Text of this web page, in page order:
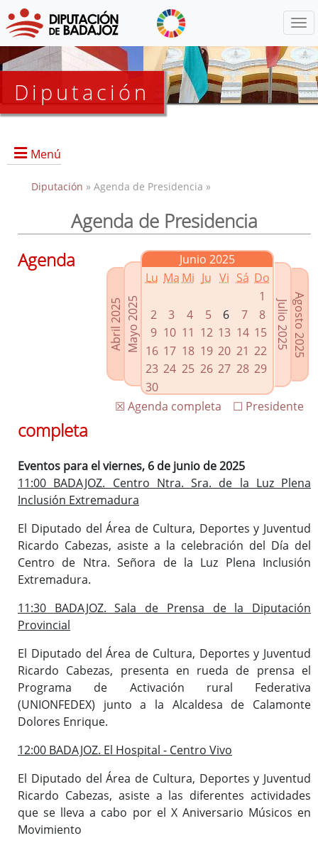
Diputación
Menú
Presidencia
Grupos Políticos
Enlaces relacionados
Agenda de Presidencia
Plenos provinciales y Juntas de gobierno
Oficina de Proyectos Europeos
Diputación » Agenda de Presidencia »
Agenda de Presidencia
Abril 2025Mayo 2025
Junio 2025
Lu Ma Mi Ju Vi Sá Do
1
2
3 4 5 6 7
8
9 10 11 12 13 14 15
16 17 18 19 20 21 22
23 24 25 26 27 28 29
30
Agosto 2025
Julio 2025
☐ Presidente
☒ Agenda completa
Agenda
completa
Eventos para el viernes, 6 de junio de 2025
11:00 BADAJOZ. Centro Ntra. Sra. de la Luz Plena
Inclusión Extremadura
El Diputado del Área de Cultura, Deportes y Juventud
Ricardo Cabezas, asiste a la celebración del Día del
Centro de Ntra. Señora de la Luz Plena Inclusión
Extremadura.
11:30 BADAJOZ. Sala de Prensa de la Diputación
Provincial
El Diputado del Área de Cultura, Deportes y Juventud
Ricardo Cabezas, presenta en rueda de prensa el
Programa de Activación rural Federativa
(UNIONFEDEX) junto a la Alcaldesa de Calamonte
Dolores Enrique.
12:00 BADAJOZ. El Hospital - Centro Vivo
El Diputado del Área de Cultura, Deportes y Juventud
Ricardo Cabezas, asiste a las diferentes actividades
que se lleva a cabo por el X Aniversario Músicos en
Movimiento